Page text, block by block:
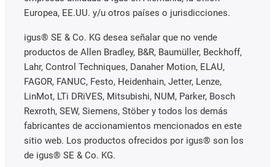
Europea, EE.UU. y/u otros países o jurisdicciones.
igus® SE & Co. KG desea señalar que no vende
productos de Allen Bradley, B&R, Baumüller, Beckhoff,
Lahr, Control Techniques, Danaher Motion, ELAU,
FAGOR, FANUC, Festo, Heidenhain, Jetter, Lenze,
LinMot, LTi DRiVES, Mitsubishi, NUM, Parker, Bosch
Rexroth, SEW, Siemens, Stöber y todos los demás
fabricantes de accionamientos mencionados en este
sitio web. Los productos ofrecidos por igus® son los
de igus® SE & Co. KG.